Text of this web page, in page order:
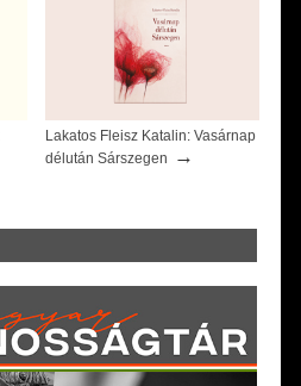
Lakatos Fleisz Katalin: Vasárnap
délután Sárszegen
→